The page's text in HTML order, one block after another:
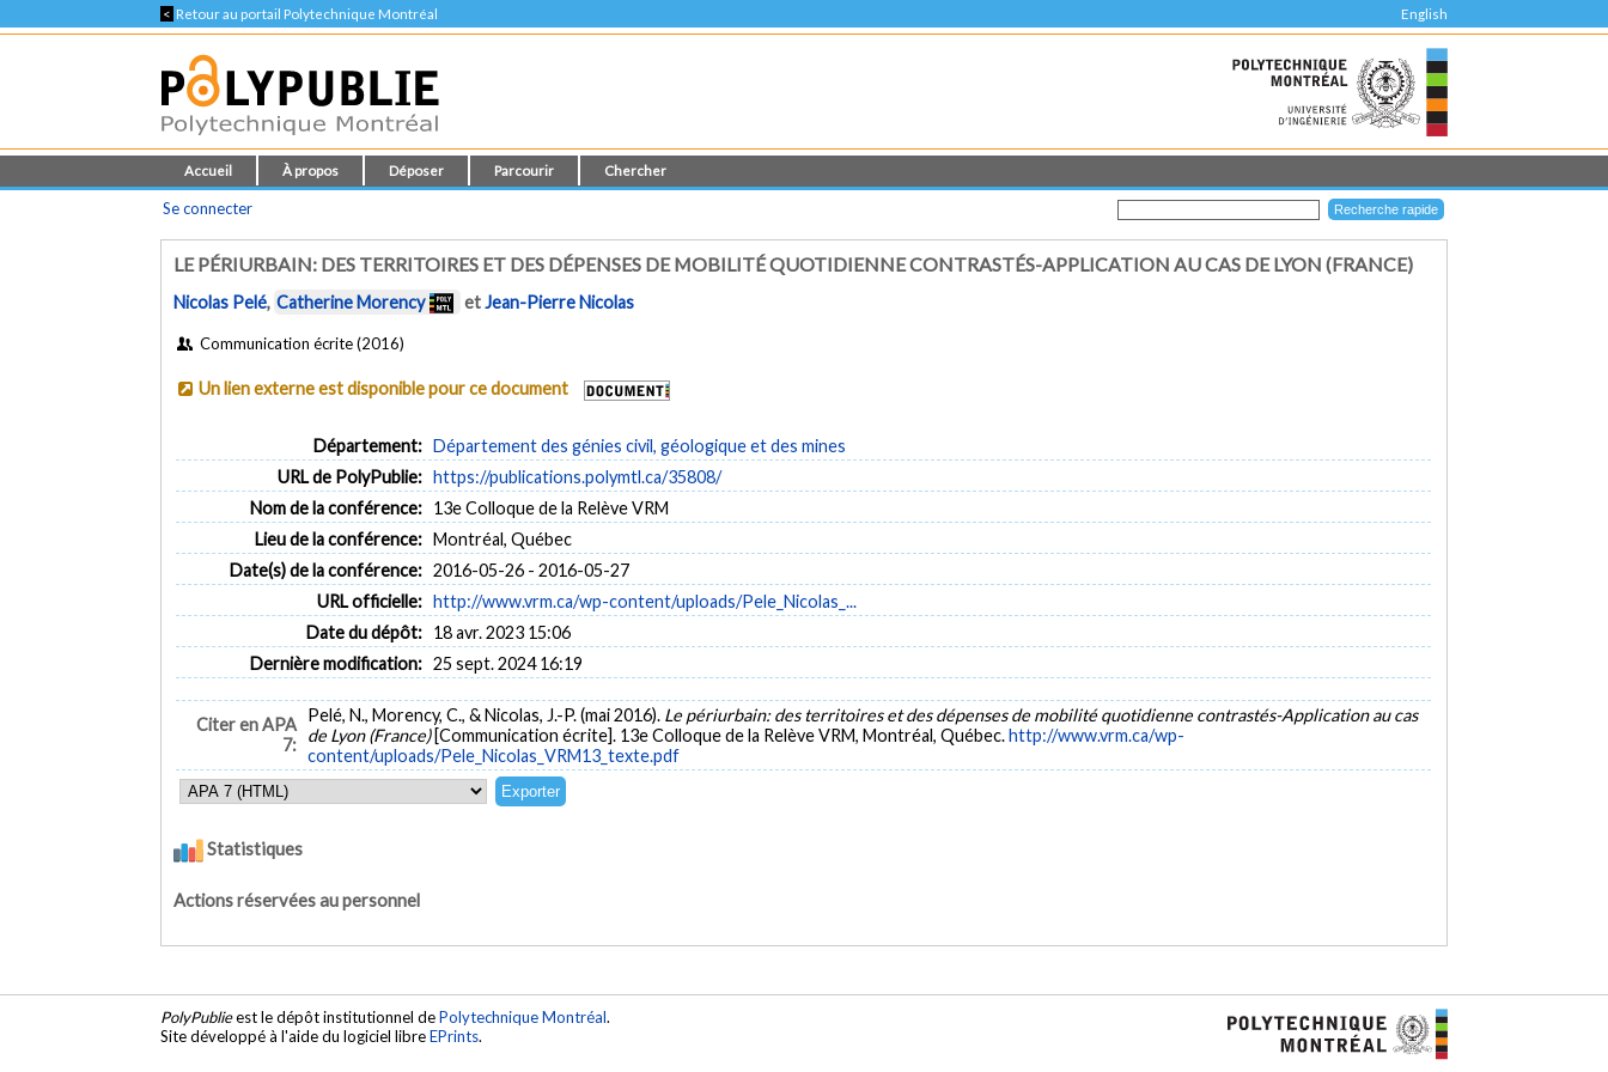
< Retour au portail Polytechnique Montréal English
Accueil À propos Déposer Parcourir Chercher
Se connecter
LE PÉRIURBAIN: DES TERRITOIRES ET DES DÉPENSES DE MOBILITÉ QUOTIDIENNE CONTRASTÉS-APPLICATION AU CAS DE LYON (FRANCE)
Nicolas Pelé, Catherine Morency etJean-Pierre Nicolas
Communication écrite (2016)
Un lien externe est disponible pour ce document
Département: Département des génies civil, géologique et des mines
URL de PolyPublie: https://publications.polymtl.ca/35808/
Nom de la conférence: 13e Colloque de la Relève VRM
Lieu de la conférence: Montréal, Québec
Date(s) de la conférence: 2016-05-26 - 2016-05-27
URL officielle: http://www.vrm.ca/wp-content/uploads/Pele_Nicolas_...
Date du dépôt: 18 avr. 2023 15:06
Dernière modification: 25 sept. 2024 16:19
Citer en APA
7:
Pelé, N., Morency, C., & Nicolas, J.-P. (mai 2016). Le périurbain: des territoires et des dépenses de mobilité quotidienne contrastés-Application au cas
de Lyon (France) [Communication écrite]. 13e Colloque de la Relève VRM, Montréal, Québec.http://www.vrm.ca/wp-
content/uploads/Pele_Nicolas_VRM13_texte.pdf
Statistiques
Actions réservées au personnel
PolyPublieest le dépôt institutionnel dePolytechnique Montréal.
Site développé à l'aide du logiciel libreEPrints.